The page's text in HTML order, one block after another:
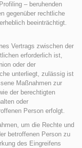
– beruhenden
gegenüber rechtliche
beeinträchtigt.
Vertrags zwischen der
erforderlich ist,
oder der
unterliegt, zulässig ist
Maßnahmen zur
der berechtigten
oder
Person erfolgt.
um die Rechte und
betroffenen Person zu
des Eingreifens